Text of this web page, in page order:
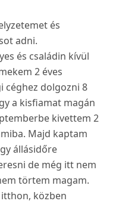
és
adni.
és családin kívül
2 éves
céghez dolgozni 8
a kisfiamat magán
kivettem 2
Majd kaptam
állásidőre
de még itt nem
törtem magam.
közben